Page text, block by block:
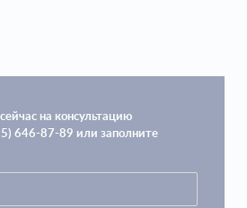
на консультацию
646-87-89 или заполните